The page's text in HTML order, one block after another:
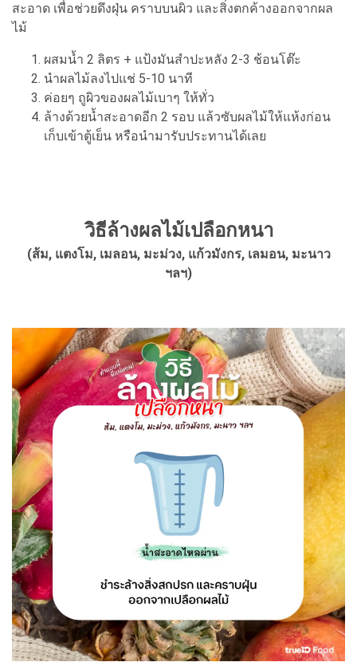
สะอาด เพื่อช่วยดึงฝุ่น คราบบนผิว และสิ่งตกค้างออกจากผล
ไม้
ผสมน้ำ 2 ลิตร + แป้งมันสำปะหลัง 2-3 ช้อนโต๊ะ
นำผลไม้ลงไปแช่ 5-10 นาที
ค่อยๆ ถูผิวของผลไม้เบาๆ ให้ทั่ว
ล้างด้วยน้ำสะอาดอีก 2 รอบ แล้วซับผลไม้ให้แห้งก่อน
เก็บเข้าตู้เย็น หรือนำมารับประทานได้เลย
วิธีล้างผลไม้เปลือกหนา
(ส้ม, แตงโม, เมลอน, มะม่วง, แก้วมังกร, เลมอน, มะนาว
ฯลฯ)